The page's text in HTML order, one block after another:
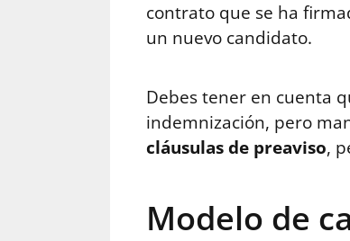
contrato que se ha
un nuevo candidato.
Debes tener en cuenta
indemnización, pero
cláusulas de preaviso,
Modelo de